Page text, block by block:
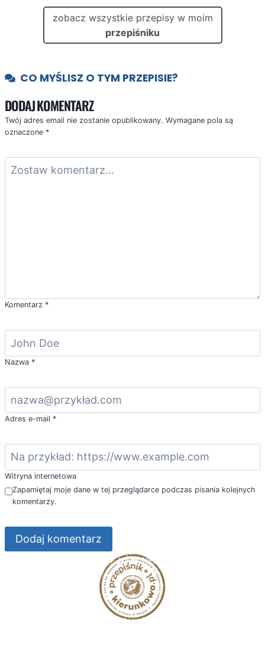
zobacz wszystkie przepisy w moim
przepiśniku
CO MYŚLISZ O TYM PRZEPISIE?
DODAJ KOMENTARZ
Twój adres email nie zostanie opublikowany. Wymagane pola są
oznaczone *
Komentarz *
Nazwa *
Adres e-mail *
Witryna internetowa
Zapamiętaj moje dane w tej przeglądarce podczas pisania kolejnych
komentarzy.